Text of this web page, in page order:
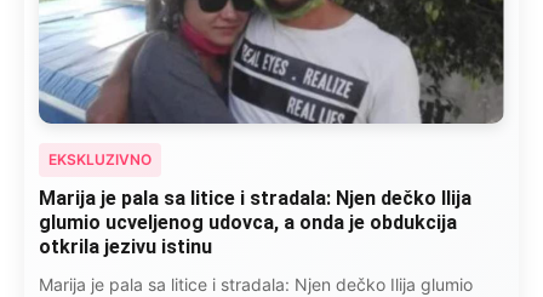
EKSKLUZIVNO
Kad se Marin suprug razbolio ona ga kupala,
pelene mu mijenjala: Jedno jutro je poslao po
čokoladu..
Kad se Marin suprug razbolio ona ga kupala, pelene mu